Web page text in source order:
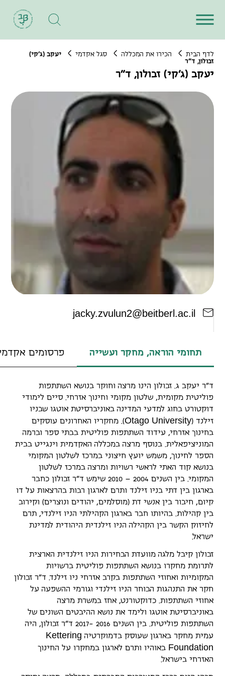
לדף הבית הכירו את המכללה סגל אקדמי
יעקב (ג'קי)
זבולון, ד"ר
יעקב (ג'קי) זבולון, ד"ר
jacky.zvu un2@beitberl .ac.il
תחומי הוראה, מחקר ועשייה פרסומים
ד"ר יעקב ג. זבולון הינו מרצה וחוקר בנושא השתתפות
פוליטית מקומית, שלטון מקומי וחינוך אזרחי. סיים לימודי
דוקטורט בחוג למדעי המדינה באוניברסיטת אוטגו שבניו
זילנד (
Otago University
). מחקריו האחרונים עוסקים
בחינוך אזרחי, עידוד השתתפות פוליטית בבתי ספר וברמה
המוניציפאלית. בנוסף מרצה במכללה האקדמית וינגייט בבית
הספר לחינוך, משמש יועץ חיצוני במרכז לשלטון המקומי
בנושא קוד האתי לראשי רשויות ומרצה במרכז לשלטון
המקומי. בין השנים 2004 – 2010 שימש ד"ר זבולון כחבר
בארגון בין דתי בניו זילנד ותרם לארגון רבות בהרצאות על דו
קיום, חיבור בין אנשי דת (מוסלמים, יהודים ונוצרים) וקירוב
בין קהילות. בהיותו חבר בארגון הקהילתי הניו זילנדי, תרם
לחיזוק הקשר בין הקהילה הניו זילנדית היהודית למדינת
ישראל.
זבולון קיבל מלגה מוועדת הבחירות הניו זילנדית הארצית
לתרומת מחקרו בנושא השתתפות פוליטית ברשויות
המקומיות ואחוזי השתתפות בקרב אזרחי ניו זילנד. ד"ר זבולון
חקר את התנהגות הבוחר הניו זילנדי וגורמי ההשפעה על
אחוזי השתתפות. כדוקטורנט, אחז במשרת מרצה
באוניברסיטת אוטגו ולימד את נושא ההיבטים השונים של
השתתפות פוליטית. בין השנים 2016 -2017 ד"ר זבולון, היה
עמית מחקר בארגון שעוסק בדמוקרטיה
Kettering
Foundation
באוהיו ותרם לארגון במחקרו על החינוך
האזרחי בישראל.